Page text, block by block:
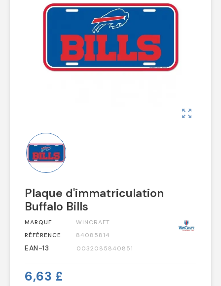
zoom_out_map
Plaque d'immatriculation
Buffalo Bills
MARQUE
WINCRAFT
RÉFÉRENCE
84085814
EAN-13 0032085840851
6,63 £